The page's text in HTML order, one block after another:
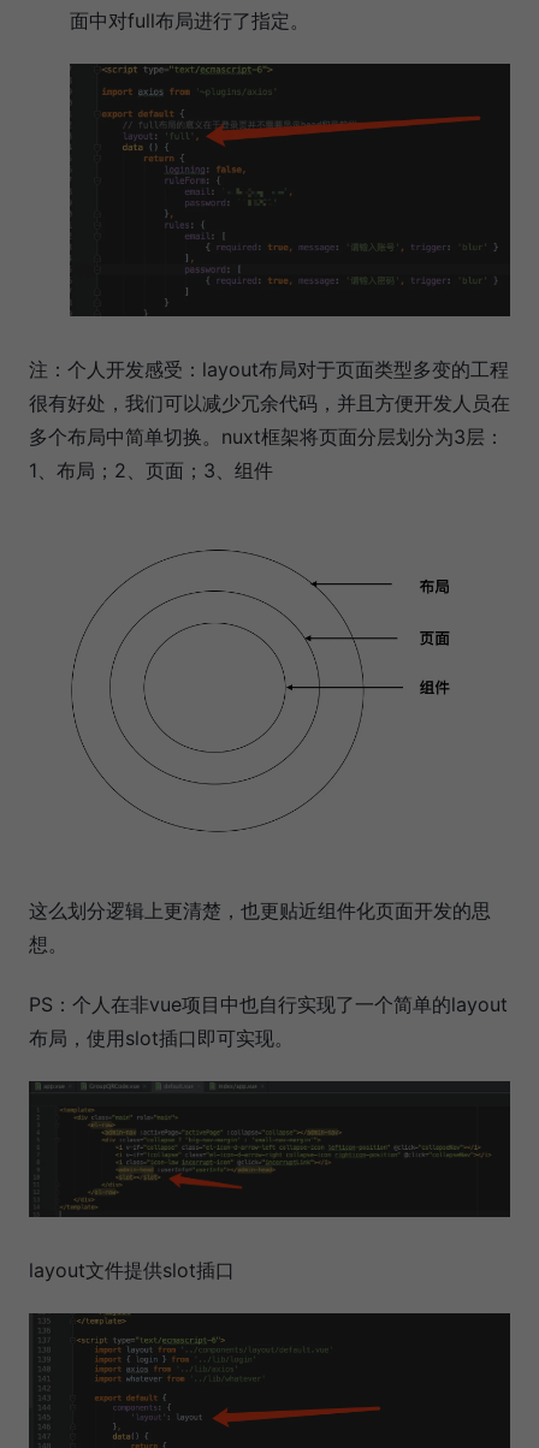
面中对full布局进行了指定。
注：个人开发感受：layout布局对于页面类型多变的工程
很有好处，我们可以减少冗余代码，并且方便开发人员在
多个布局中简单切换。nuxt框架将页面分层划分为3层：
1、布局；2、页面；3、组件
这么划分逻辑上更清楚，也更贴近组件化页面开发的思
想。
PS：个人在非vue项目中也自行实现了一个简单的layout
布局，使用slot插口即可实现。
layout文件提供slot插口